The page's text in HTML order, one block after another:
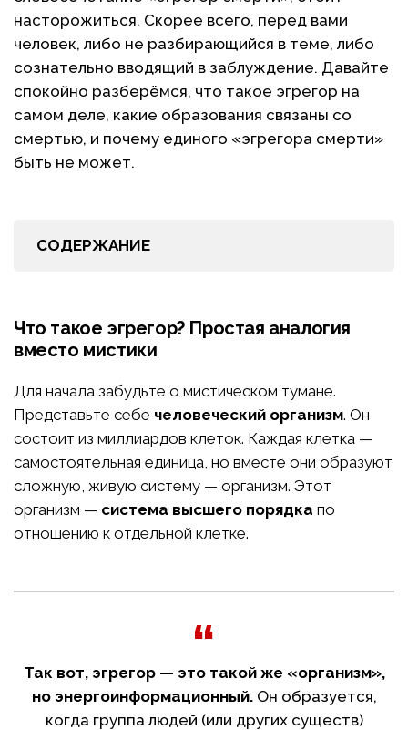
насторожиться. Скорее всего, перед вами
человек, либо не разбирающийся в теме, либо
сознательно вводящий в заблуждение. Давайте
спокойно разберёмся, что такое эгрегор на
самом деле, какие образования связаны со
смертью, и почему единого «эгрегора смерти»
быть не может.
СОДЕРЖАНИЕ
Что такое эгрегор? Простая аналогия
вместо мистики
Для начала забудьте о мистическом тумане.
Представьте себе человеческий организм. Он
состоит из миллиардов клеток. Каждая клетка —
самостоятельная единица, но вместе они образуют
сложную, живую систему — организм. Этот
организм — система высшего порядка по
отношению к отдельной клетке.
Так вот, эгрегор — это такой же «организм»,
но энергоинформационный.Он образуется,
когда группа людей (или других существ)